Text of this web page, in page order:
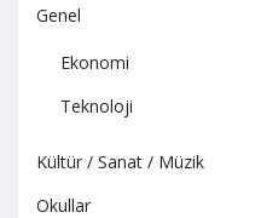
Genel
Ekonomi
Teknoloji
Kültür / Sanat / Müzik
Okullar